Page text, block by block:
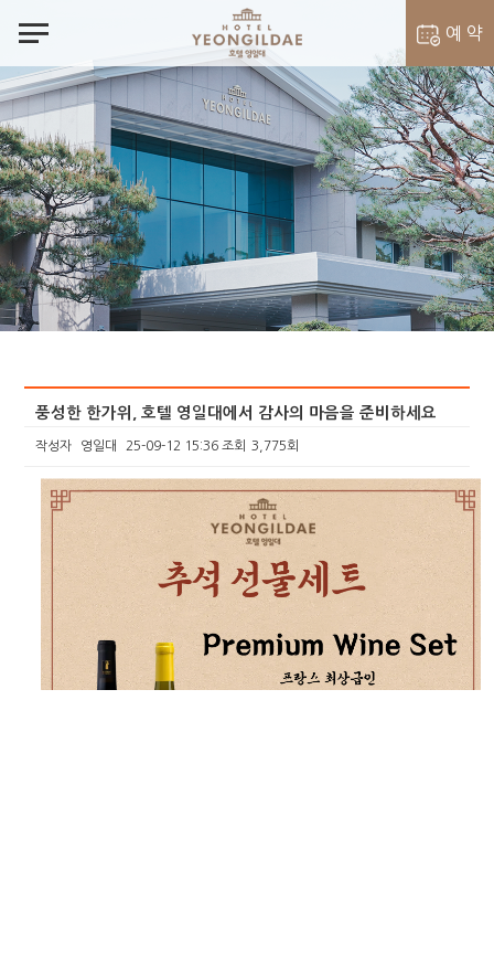
notes 예 약
객실 예약
벨라셰나 예약
풍성한 한가위, 호텔 영일대에서 감사의 마음을 준비하세요
작성자 영일대 25-09-12 15:36 조회 3,775회